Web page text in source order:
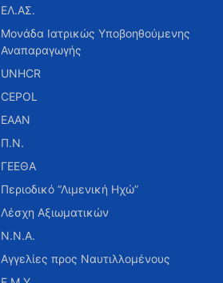
ΕΛ.ΑΣ.
Μονάδα Ιατρικώς Υποβοηθούμενης
Αναπαραγωγής
UNHCR
CEPOL
ΕΑΑΝ
Π.Ν.
ΓΕΕΘΑ
Περιοδικό “Λιμενική Ηχώ”
Λέσχη Αξιωματικών
Ν.Ν.Α.
Αγγελίες προς Ναυτιλλομένους